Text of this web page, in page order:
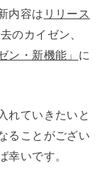
内容は リリース
のカイゼン、
ン・新機能」 に
れていきたいと
ることがござい
いです。